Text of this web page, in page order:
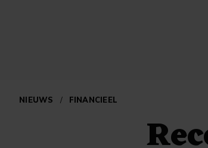
NIEUWS / FINANCIEEL